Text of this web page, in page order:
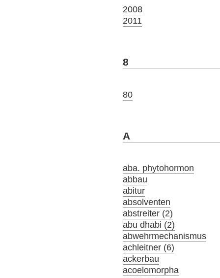
2008
2011
8
80
A
aba. phytohormon
abbau
abitur
absolventen
abstreiter (2)
abu dhabi (2)
abwehrmechanismus
achleitner (6)
ackerbau
acoelomorpha